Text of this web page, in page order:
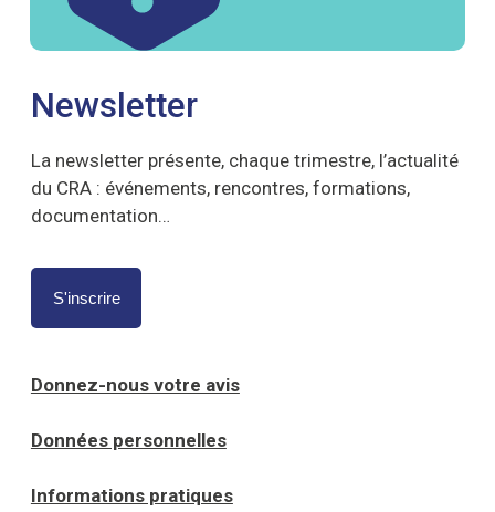
Newsletter
La newsletter présente, chaque trimestre, l’actualité
du CRA : événements, rencontres, formations,
documentation…
S'inscrire
Donnez-nous votre avis
Données personnelles
Informations pratiques